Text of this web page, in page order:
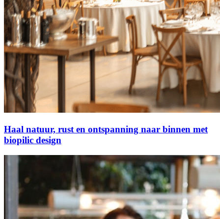
Haal natuur, rust en ontspanning naar binnen met
biopilic design